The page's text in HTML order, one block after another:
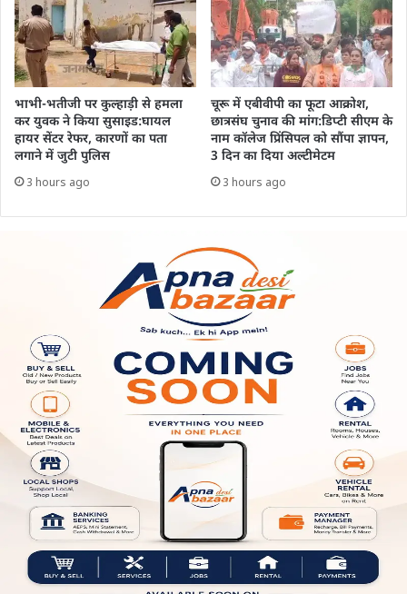
भाभी-भतीजी पर कुल्हाड़ी से हमला
कर युवक ने किया सुसाइड:घायल
हायर सेंटर रेफर, कारणों का पता
लगाने में जुटी पुलिस
3 hours ago
चूरू में एबीवीपी का फूटा आक्रोश,
छात्रसंघ चुनाव की मांग:डिप्टी सीएम के
नाम कॉलेज प्रिंसिपल को सौंपा ज्ञापन,
3 दिन का दिया अल्टीमेटम
3 hours ago